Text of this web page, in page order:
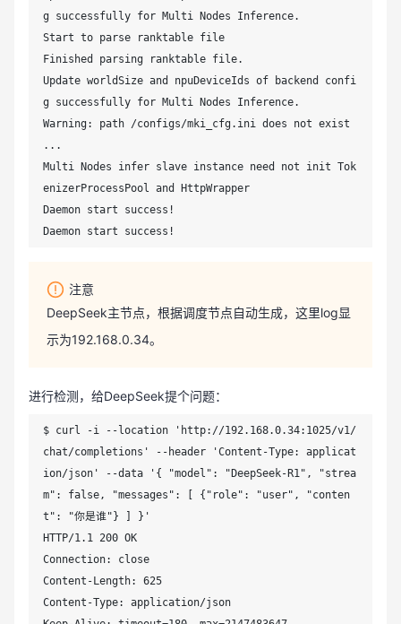
g successfully for Multi Nodes Inference.
Start to parse ranktable file
Finished parsing ranktable file.
Update worldSize and npuDeviceIds of backend confi
g successfully for Multi Nodes Inference.
Warning: path /configs/mki_cfg.ini does not exist
...
Multi Nodes infer slave instance need not init Tok
enizerProcessPool and HttpWrapper
Daemon start success!
Daemon start success!
注意
DeepSeek主节点，根据调度节点自动生成，这里log显
示为192.168.0.34。
进行检测，给DeepSeek提个问题：
$ curl -i --location 'http://192.168.0.34:1025/v1/
chat/completions' --header 'Content-Type: applicat
ion/json' --data '{ "model": "DeepSeek-R1", "strea
m": false, "messages": [ {"role": "user", "conten
t": "你是谁"} ] }'
HTTP/1.1 200 OK
Connection: close
Content-Length: 625
Content-Type: application/json